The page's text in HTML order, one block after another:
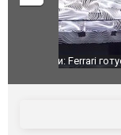
Вийшов
фільму